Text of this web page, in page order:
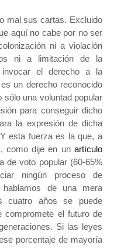
mal sus cartas. Excluido
aquí no cabe por no ser
ni a violación
ni a limitación de la
invocar el derecho a la
un derecho reconocido
sólo una voluntad popular
para conseguir dicho
la expresión de dicha
esta fuerza es la que, a
como dije en un artículo
de voto popular (60-65%
ningún proceso de
de una mera
cuatro años se puede
compromete el futuro de
Si las leyes
porcentaje de mayoría